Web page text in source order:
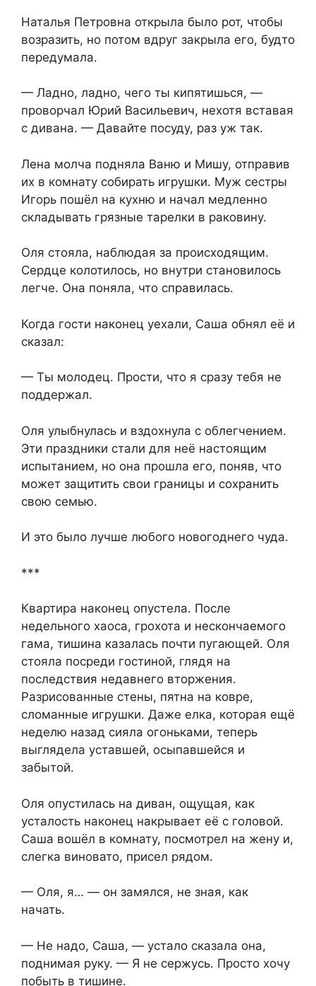
Наталья Петровна открыла было рот, чтобы
возразить, но потом вдруг закрыла его, будто
передумала.
— Ладно, ладно, чего ты кипятишься, —
проворчал Юрий Васильевич, нехотя вставая
с дивана. — Давайте посуду, раз уж так.
Лена молча подняла Ваню и Мишу, отправив
их в комнату собирать игрушки. Муж сестры
Игорь пошёл на кухню и начал медленно
складывать грязные тарелки в раковину.
Оля стояла, наблюдая за происходящим.
Сердце колотилось, но внутри становилось
легче. Она поняла, что справилась.
Когда гости наконец уехали, Саша обнял её и
сказал:
— Ты молодец. Прости, что я сразу тебя не
поддержал.
Оля улыбнулась и вздохнула с облегчением.
Эти праздники стали для неё настоящим
испытанием, но она прошла его, поняв, что
может защитить свои границы и сохранить
свою семью.
И это было лучше любого новогоднего чуда.
***
Квартира наконец опустела. После
недельного хаоса, грохота и нескончаемого
гама, тишина казалась почти пугающей. Оля
стояла посреди гостиной, глядя на
последствия недавнего вторжения.
Разрисованные стены, пятна на ковре,
сломанные игрушки. Даже елка, которая ещё
неделю назад сияла огоньками, теперь
выглядела уставшей, осыпавшейся и
забытой.
Оля опустилась на диван, ощущая, как
усталость наконец накрывает её с головой.
Саша вошёл в комнату, посмотрел на жену и,
слегка виновато, присел рядом.
— Оля, я… — он замялся, не зная, как
начать.
— Не надо, Саша, — устало сказала она,
поднимая руку. — Я не сержусь. Просто хочу
побыть в тишине.